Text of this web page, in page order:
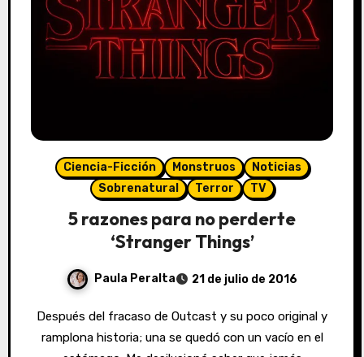
Ciencia-Ficción Monstruos
Noticias
Sobrenatural
Terror TV
5 razones para no perderte
‘Stranger Things’
Paula Peralta 21 de julio de 2016
Después del fracaso de Outcast y su poco original y
ramplona historia; una se quedó con un vacío en el